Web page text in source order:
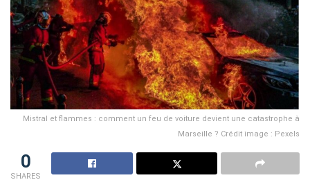
Mistral et flammes : comment un feu de voiture devient une catastrophe à
Marseille ? Crédit image : Pexels
0
SHARES